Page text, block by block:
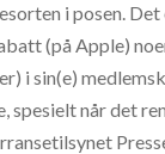
i posen.
(på Apple)
i sin(e)
spesielt når det